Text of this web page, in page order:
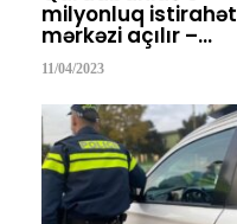
milyonluq istirahət
mərkəzi açılır –…
11/04/2023